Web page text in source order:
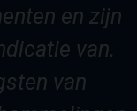
en zijn
van.
van